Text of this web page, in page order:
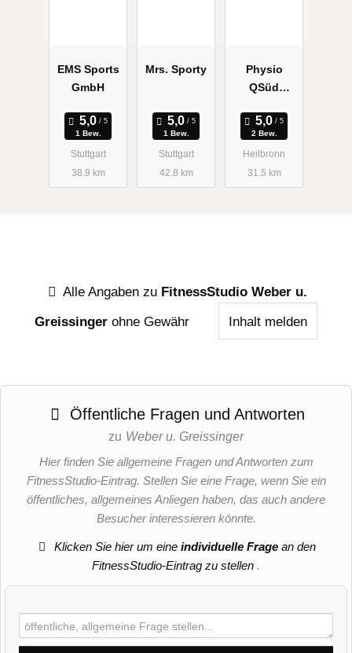
EMS Sports
GmbH
1 Bew.
Stuttgart
38.9 km
Mrs. Sporty
1 Bew.
Stuttgart
42.8 km
Physio
QSüd
Physiothera
pie und
Training
2 Bew.
Heilbronn
31.5 km
Alle Angaben zu FitnessStudio Weber u.
Greissinger ohne Gewähr Inhalt melden
Öffentliche Fragen und Antworten
zu Weber u. Greissinger
Hier finden Sie allgemeine Fragen und Antworten zum
FitnessStudio-Eintrag. Stellen Sie eine Frage, wenn Sie ein
öffentliches, allgemeines Anliegen haben, das auch andere
Besucher interessieren könnte.
Klicken Sie hier um eineindividuelle Frage an den
FitnessStudio-Eintrag zu stellen .